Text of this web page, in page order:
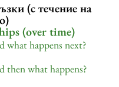
(с течение на
(over time)
what happens next?
then what happens?